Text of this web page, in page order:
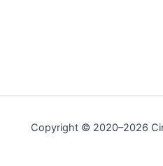
Copyright © 2020–2026